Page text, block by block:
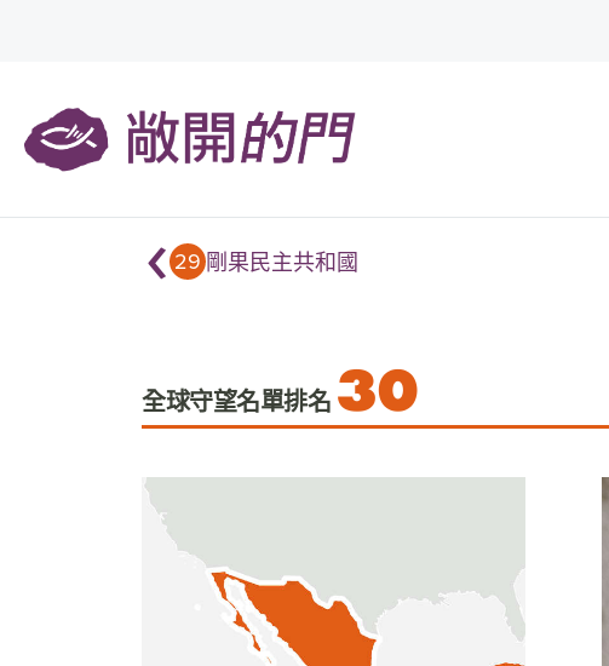
‹ 29 剛果民主共和國
全球守望名單排名 30